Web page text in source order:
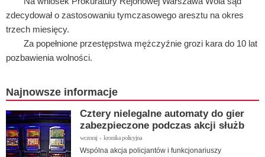
zdecydował o zastosowaniu tymczasowego aresztu na okres
trzech miesięcy.
Za popełnione przestępstwa mężczyźnie grozi kara do 10 lat
pozbawienia wolności.
Najnowsze informacje
Cztery nielegalne automaty do gier
zabezpieczone podczas akcji służb
wczoraj › kronika policyjna
Wspólna akcja policjantów i funkcjonariuszy